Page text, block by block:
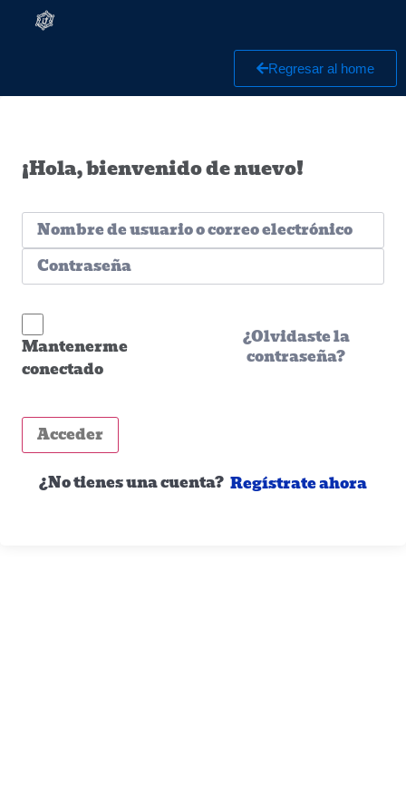
Regresar al home
¡Hola, bienvenido de nuevo!
Mantenerme
conectado
¿Olvidaste la
contraseña?
Acceder
¿No tienes una cuenta? Regístrate ahora